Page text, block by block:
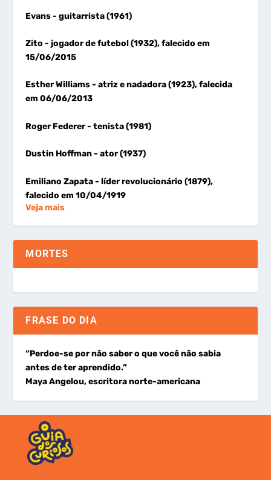
Evans- guitarrista (1961)
Zito- jogador de futebol (1932), falecido em
15/06/2015
Esther Williams- atriz e nadadora (1923), falecida
em 06/06/2013
Roger Federer- tenista (1981)
Dustin Hoffman- ator (1937)
Emiliano Zapata- líder revolucionário (1879),
falecido em 10/04/1919
Veja mais
MORTES
FRASE DO DIA
“Perdoe-se por não saber o que você não sabia
antes de ter aprendido.”
Maya Angelou, escritora norte-americana